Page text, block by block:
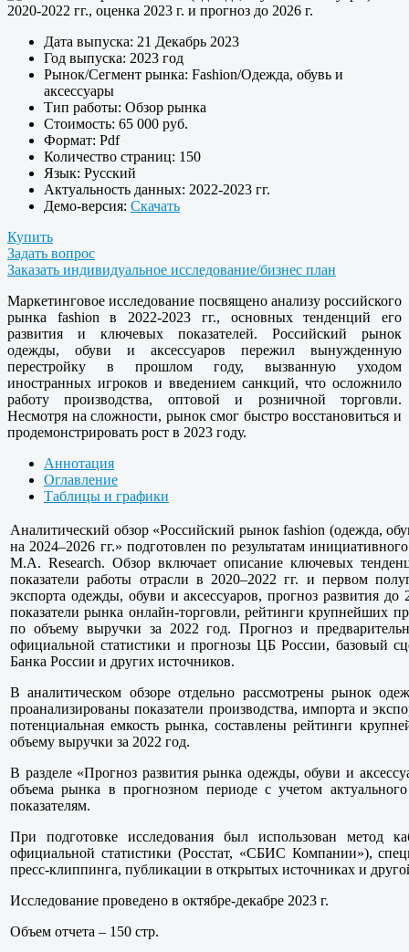
Дата выпуска: 21 Декабрь 2023
Год выпуска: 2023 год
Рынок/Сегмент рынка: Fashion/Одежда, обувь и
аксессуары
Тип работы: Обзор рынка
Стоимость: 65 000 руб.
Формат: Pdf
Количество страниц: 150
Язык: Русский
Актуальность данных: 2022-2023 гг.
Демо-версия: Скачать
Купить
Задать вопрос
Заказать индивидуальное исследование/бизнес план
Маркетинговое исследование посвящено анализу российского
рынка fashion в 2022-2023 гг., основных тенденций его
развития и ключевых показателей. Российский рынок
одежды, обуви и аксессуаров пережил вынужденную
перестройку в прошлом году, вызванную уходом
иностранных игроков и введением санкций, что осложнило
работу производства, оптовой и розничной торговли.
Несмотря на сложности, рынок смог быстро восстановиться и
продемонстрировать рост в 2023 году.
Аннотация
Оглавление
Таблицы и графики
Аналитический обзор «Российский рынок fashion (одежда,
на 2024–2026 гг.» подготовлен по результатам
M.A. Research. Обзор включает описание ключевых
показатели работы отрасли в 2020–2022 гг. и первом
экспорта одежды, обуви и аксессуаров, прогноз развития
показатели рынка онлайн-торговли, рейтинги крупнейших
по объему выручки за 2022 год. Прогноз и
официальной статистики и прогнозы ЦБ России, базовый
Банка России и других источников.
В аналитическом обзоре отдельно рассмотрены рынок
проанализированы показатели производства, импорта и
потенциальная емкость рынка, составлены рейтинги
объему выручки за 2022 год.
В разделе «Прогноз развития рынка одежды, обуви и
объема рынка в прогнозном периоде с учетом
показателям.
При подготовке исследования был использован метод
официальной статистики (Росстат, «СБИС Компании»),
пресс-клиппинга, публикации в открытых источниках и
Исследование проведено в октябре-декабре 2023 г.
Объем отчета – 150 стр.